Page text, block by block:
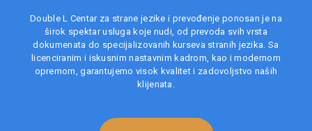
Double L Centar za strane jezike i prevođenje ponosan je na
širok spektar usluga koje nudi, od prevoda svih vrsta
dokumenata do specijalizovanih kurseva stranih jezika. Sa
licenciranim i iskusnim nastavnim kadrom, kao i modernom
opremom, garantujemo visok kvalitet i zadovoljstvo naših
klijenata.